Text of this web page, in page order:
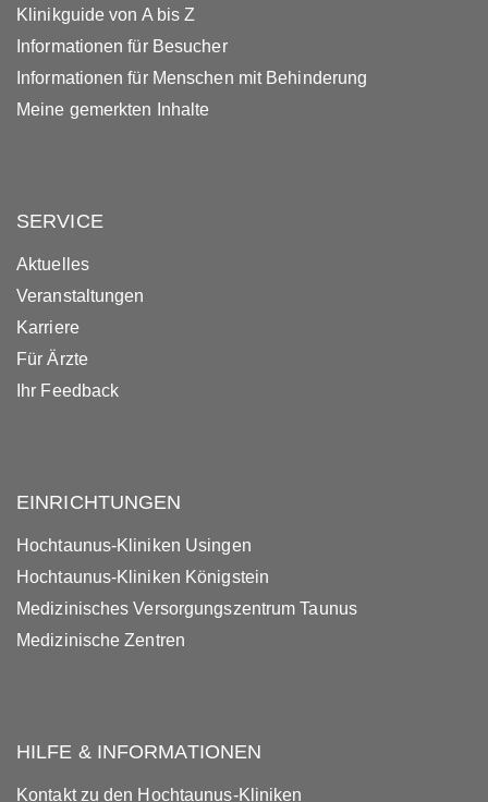
Klinikguide von A bis Z
Informationen für Besucher
Informationen für Menschen mit Behinderung
Meine gemerkten Inhalte
SERVICE
Aktuelles
Veranstaltungen
Karriere
Für Ärzte
Ihr Feedback
EINRICHTUNGEN
Hochtaunus-Kliniken Usingen
Hochtaunus-Kliniken Königstein
Medizinisches Versorgungszentrum Taunus
Medizinische Zentren
HILFE & INFORMATIONEN
Kontakt zu den Hochtaunus-Kliniken